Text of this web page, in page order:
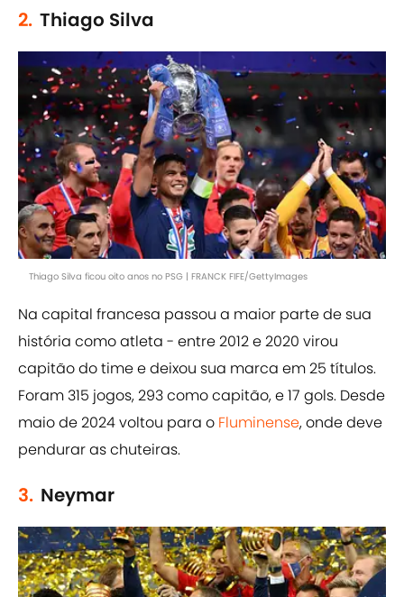
2. Thiago Silva
Thiago Silva ficou oito anos no PSG | FRANCK FIFE/GettyImages
Na capital francesa passou a maior parte de sua
história como atleta - entre 2012 e 2020 virou
capitão do time e deixou sua marca em 25 títulos.
Foram 315 jogos, 293 como capitão, e 17 gols. Desde
maio de 2024 voltou para o Fluminense, onde deve
pendurar as chuteiras.
3. Neymar